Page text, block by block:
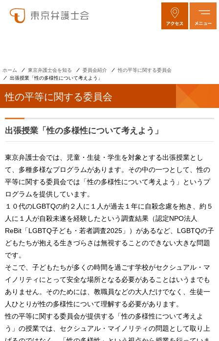
ホーム 東京弁護士会を知る 委員会紹介
性の平等に関する委員会
出張授業「性の多様性について考えよう」
性の平等に関する委員会
出張授業「性の多様性について考えよう」
東京弁護士会では、児童・生徒・学生を対象とする出張授業とし
て、多種多様なプログラムがあります。その中の一つとして、性の
平等に関する委員会では「性の多様性について考えよう」というプ
ログラムを提供しています。
１０代のLGBTQの約２人に１人が過去１年に自殺念慮を抱き、約５
人に１人が自殺未遂を経験したという調査結果（認定NPO法人
ReBit「LGBTQ子ども・若者調査2025」）があるなど、LGBTQの子
どもたちが抱える生きづらさは無視することのできない大きな問題
です。
そこで、子どもたちが多くの時間を過ごす学校がセクシュアル・マ
イノリティにとって安全な場所となる必要があることはいうまでも
ありません。そのためには、教職員などの大人だけでなく、生徒一
人ひとりが性の多様性について理解する必要があります。
性の平等に関する委員会が提供する「性の多様性について考えよ
う」の授業では、セクシュアル・マイノリティの問題として取り上